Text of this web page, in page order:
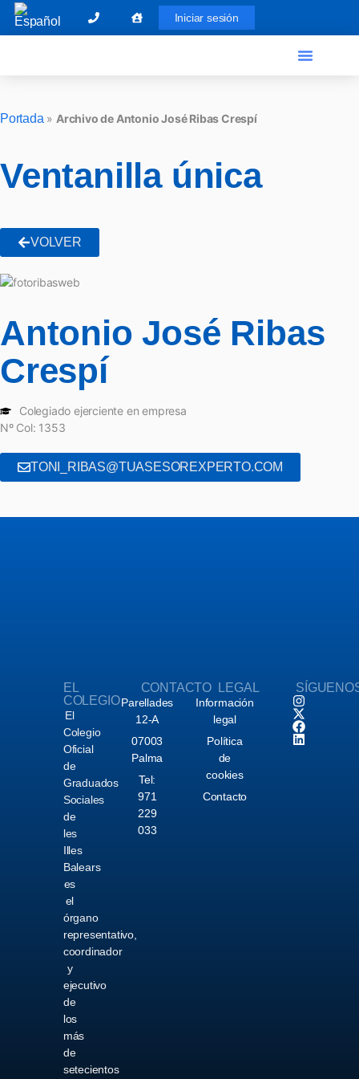
Iniciar sesión
Portada » Archivo de Antonio José Ribas Crespí
Ventanilla única
VOLVER
Antonio José Ribas
Crespí
Colegiado ejerciente en empresa
Nº Col: 1353
TONI_RIBAS@TUASESOREXPERTO.COM
EL
COLEGIO
El
Colegio
Oficial
de
Graduados
Sociales
de
les
Illes
Balears
es
el
órgano
representativo,
coordinador
y
ejecutivo
de
los
más
de
setecientos
CONTACTO
Parellades
12-A
07003
Palma
Tel:
971
229
033
LEGAL
Información
legal
Política
de
cookies
Contacto